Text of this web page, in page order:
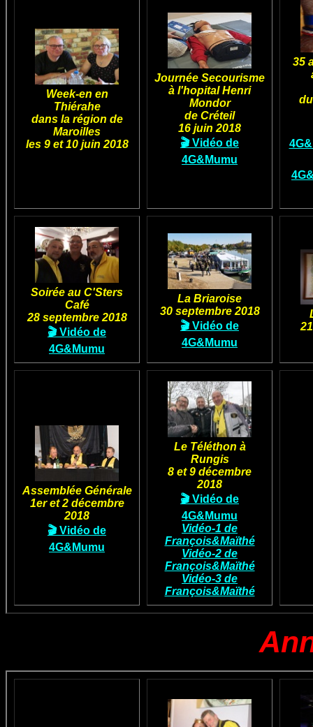
Week-en en
Thiérahe
dans la région de
Maroilles
les 9 et 10 juin 2018
Journée Secourisme
à l'hopital Henri
Mondor
de Créteil
16 juin 2018
🎬 Vidéo de
4G&Mumu
35
Soirée au C'Sters
Café
28 septembre 2018
🎬 Vidéo de
4G&Mumu
La Briaroise
30 septembre 2018
🎬 Vidéo de
4G&Mumu
Assemblée Générale
1er et 2 décembre
2018
🎬 Vidéo de
4G&Mumu
Le Téléthon à
Rungis
8 et 9 décembre
2018
🎬 Vidéo de
4G&Mumu
Vidéo-1 de
François&Maïthé
Vidéo-2 de
François&Maïthé
Vidéo-3 de
François&Maïthé